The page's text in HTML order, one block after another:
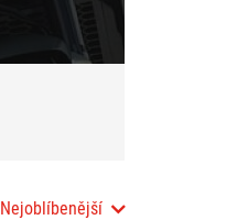
Nejoblíbenější